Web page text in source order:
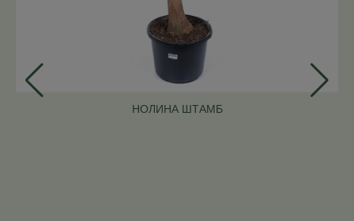
НОЛИНА ШТАМБ